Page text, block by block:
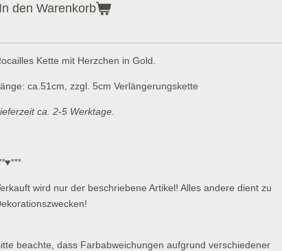
In den Warenkorb
Kette mit Herzchen in Gold.
ca.51cm, zzgl. 5cm Verlängerungskette
ca. 2-5 Werktage.
wird nur der beschriebene Artikel! Alles andere dient zu
beachte, dass Farbabweichungen aufgrund verschiedener